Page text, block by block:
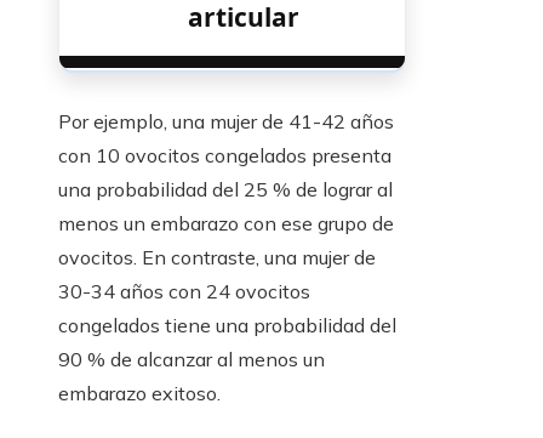
articular
Por ejemplo, una mujer de 41-42 años
con 10 ovocitos congelados presenta
una probabilidad del 25 % de lograr al
menos un embarazo con ese grupo de
ovocitos. En contraste, una mujer de
30-34 años con 24 ovocitos
congelados tiene una probabilidad del
90 % de alcanzar al menos un
embarazo exitoso.